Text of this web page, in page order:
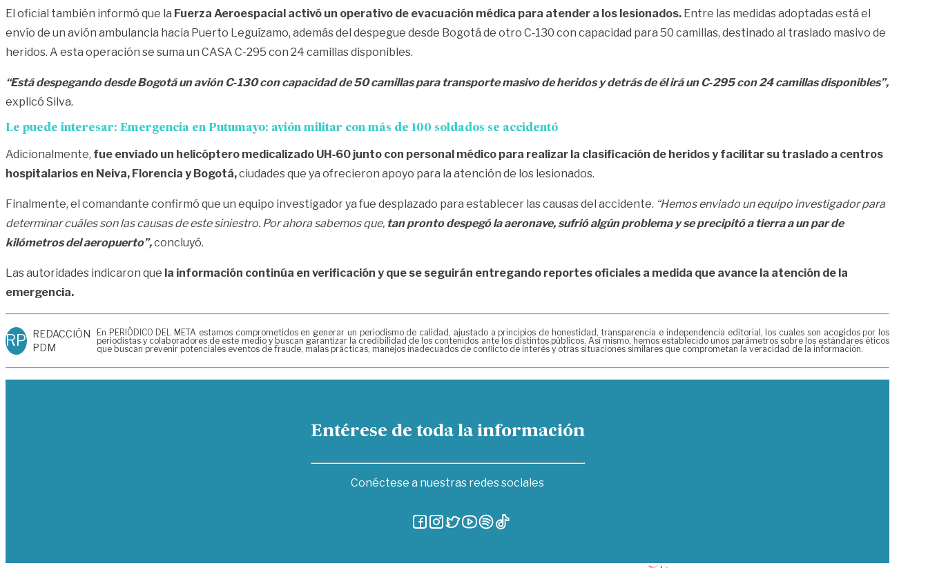
El oficial también informó que la Fuerza Aeroespacial activó un operativo de evacuación médica para atender a los lesionados. Entre las medidas adoptadas está el
envío de un avión ambulancia hacia Puerto Leguízamo, además del despegue desde Bogotá de otro C‑130 con capacidad para 50 camillas, destinado al traslado masivo de
heridos. A esta operación se suma un CASA C-295 con 24 camillas disponibles.
“Está despegando desde Bogotá un avión C‑130 con capacidad de 50 camillas para transporte masivo de heridos y detrás de él irá un C‑295 con 24 camillas disponibles”,
explicó Silva.
Le puede interesar: Emergencia en Putumayo: avión militar con más de 100 soldados se accidentó
Adicionalmente, fue enviado un helicóptero medicalizado UH‑60 junto con personal médico para realizar la clasificación de heridos y facilitar su traslado a centros
hospitalarios en Neiva, Florencia y Bogotá,ciudades que ya ofrecieron apoyo para la atención de los lesionados.
Finalmente, el comandante confirmó que un equipo investigador ya fue desplazado para establecer las causas del accidente. “Hemos enviado un equipo investigador para
determinar cuáles son las causas de este siniestro. Por ahora sabemos que, tan pronto despegó la aeronave, sufrió algún problema y se precipitó a tierra a un par de
kilómetros del aeropuerto”,concluyó.
Las autoridades indicaron que la información continúa en verificación y que se seguirán entregando reportes oficiales a medida que avance la atención de la
emergencia.
RP REDACCIÓN
PDM
En PERIÓDICO DEL META estamos comprometidos en generar un periodismo de calidad, ajustado a principios de honestidad, transparencia e independencia editorial, los cuales son acogidos por los
periodistas y colaboradores de este medio y buscan garantizar la credibilidad de los contenidos ante los distintos públicos. Así mismo, hemos establecido unos parámetros sobre los estándares éticos
que buscan prevenir potenciales eventos de fraude, malas prácticas, manejos inadecuados de conflicto de interés y otras situaciones similares que comprometan la veracidad de la información.
Entérese de toda la información
Conéctese a nuestras redes sociales